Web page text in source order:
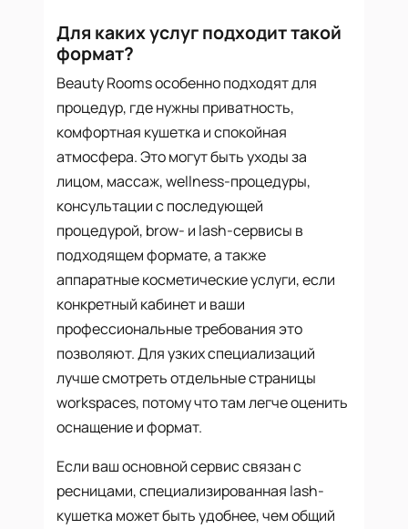
Для каких услуг подходит такой
формат?
Beauty Rooms особенно подходят для
процедур, где нужны приватность,
комфортная кушетка и спокойная
атмосфера. Это могут быть уходы за
лицом, массаж, wellness-процедуры,
консультации с последующей
процедурой, brow- и lash-сервисы в
подходящем формате, а также
аппаратные косметические услуги, если
конкретный кабинет и ваши
профессиональные требования это
позволяют. Для узких специализаций
лучше смотреть отдельные страницы
workspaces, потому что там легче оценить
оснащение и формат.
Если ваш основной сервис связан с
ресницами, специализированная lash-
кушетка может быть удобнее, чем общий